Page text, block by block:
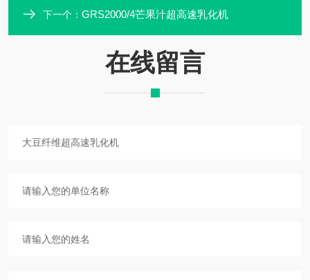
下一个： GRS2000/4芒果汁超高速乳化机
在线留言